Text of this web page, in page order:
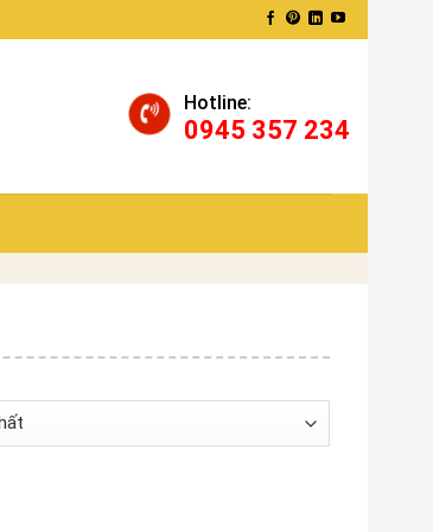
Hotline:
0945 357 234